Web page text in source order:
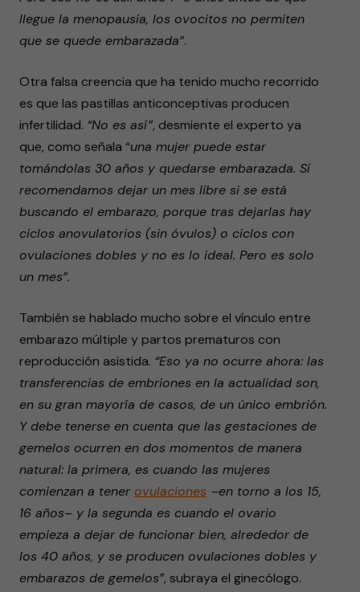
llegue la menopausia, los ovocitos no permiten
que se quede embarazada”.
Otra falsa creencia que ha tenido mucho recorrido
es que las pastillas anticonceptivas producen
infertilidad. “No es así”, desmiente el experto ya
que, como señala “una mujer puede estar
tomándolas 30 años y quedarse embarazada. Sí
recomendamos dejar un mes libre si se está
buscando el embarazo, porque tras dejarlas hay
ciclos anovulatorios (sin óvulos) o ciclos con
ovulaciones dobles y no es lo ideal. Pero es solo
un mes”.
También se hablado mucho sobre el vínculo entre
embarazo múltiple y partos prematuros con
reproducción asistida. “Eso ya no ocurre ahora: las
transferencias de embriones en la actualidad son,
en su gran mayoría de casos, de un único embrión.
Y debe tenerse en cuenta que las gestaciones de
gemelos ocurren en dos momentos de manera
natural: la primera, es cuando las mujeres
comienzan a tener ovulaciones –en torno a los 15,
16 años– y la segunda es cuando el ovario
empieza a dejar de funcionar bien, alrededor de
los 40 años, y se producen ovulaciones dobles y
embarazos de gemelos”, subraya el ginecólogo.